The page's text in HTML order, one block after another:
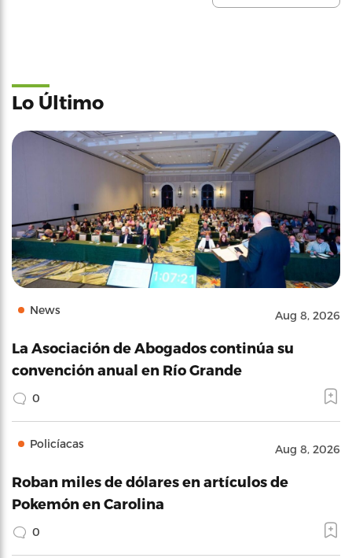
Lo Último
News Aug 8, 2026
La Asociación de Abogados continúa su
convención anual en Río Grande
0
Policíacas Aug 8, 2026
Roban miles de dólares en artículos de
Pokemón en Carolina
0